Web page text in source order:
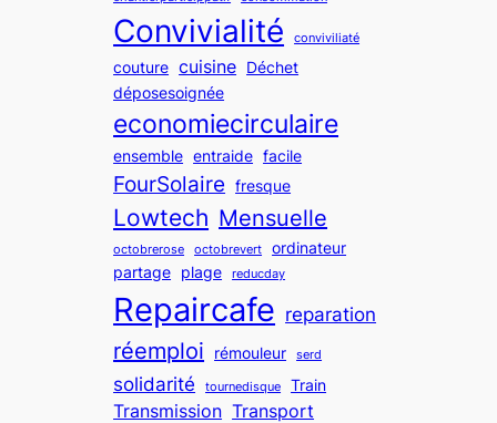
Convivialité conviviliaté
couture cuisine
Déchet
déposesoignée
economiecirculaire
ensemble entraide facile
FourSolaire fresque
Lowtech Mensuelle
octobrerose octobrevert
ordinateur
partage
plage reducday
Repaircafe reparation
réemploi rémouleur serd
solidarité tournedisque Train
Transmission Transport